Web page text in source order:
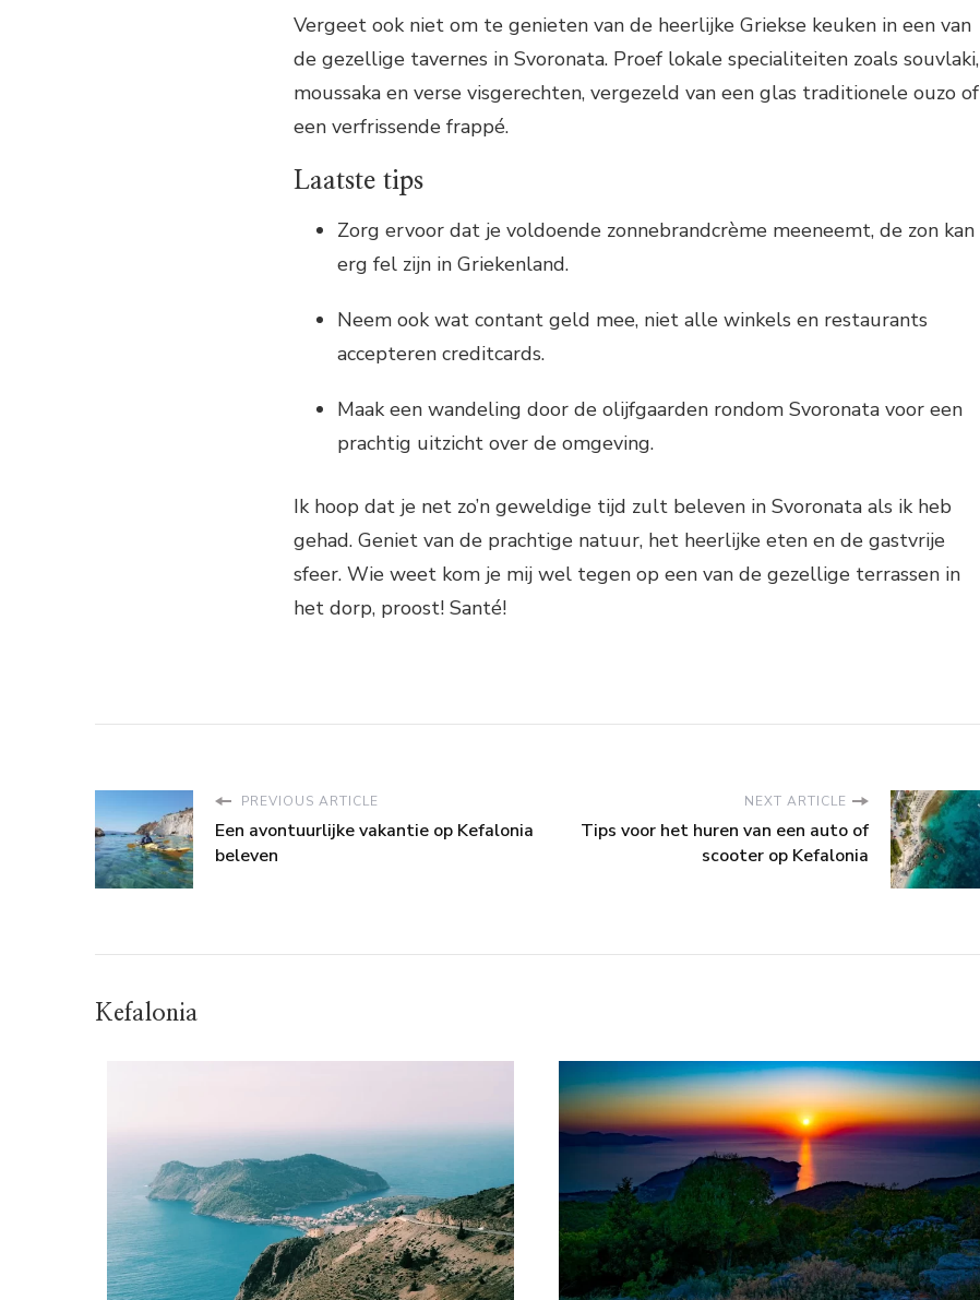
Vergeet ook niet om te genieten van de heerlijke Griekse keuken in een van
de gezellige tavernes in Svoronata. Proef lokale specialiteiten zoals souvlaki,
moussaka en verse visgerechten, vergezeld van een glas traditionele ouzo of
een verfrissende frappé.
Laatste tips
Zorg ervoor dat je voldoende zonnebrandcrème meeneemt, de zon kan
erg fel zijn in Griekenland.
Neem ook wat contant geld mee, niet alle winkels en restaurants
accepteren creditcards.
Maak een wandeling door de olijfgaarden rondom Svoronata voor een
prachtig uitzicht over de omgeving.
Ik hoop dat je net zo’n geweldige tijd zult beleven in Svoronata als ik heb
gehad. Geniet van de prachtige natuur, het heerlijke eten en de gastvrije
sfeer. Wie weet kom je mij wel tegen op een van de gezellige terrassen in
het dorp, proost! Santé!
PREVIOUS ARTICLE
Een avontuurlijke vakantie op Kefalonia
beleven
NEXT ARTICLE
Tips voor het huren van een auto of
scooter op Kefalonia
Kefalonia